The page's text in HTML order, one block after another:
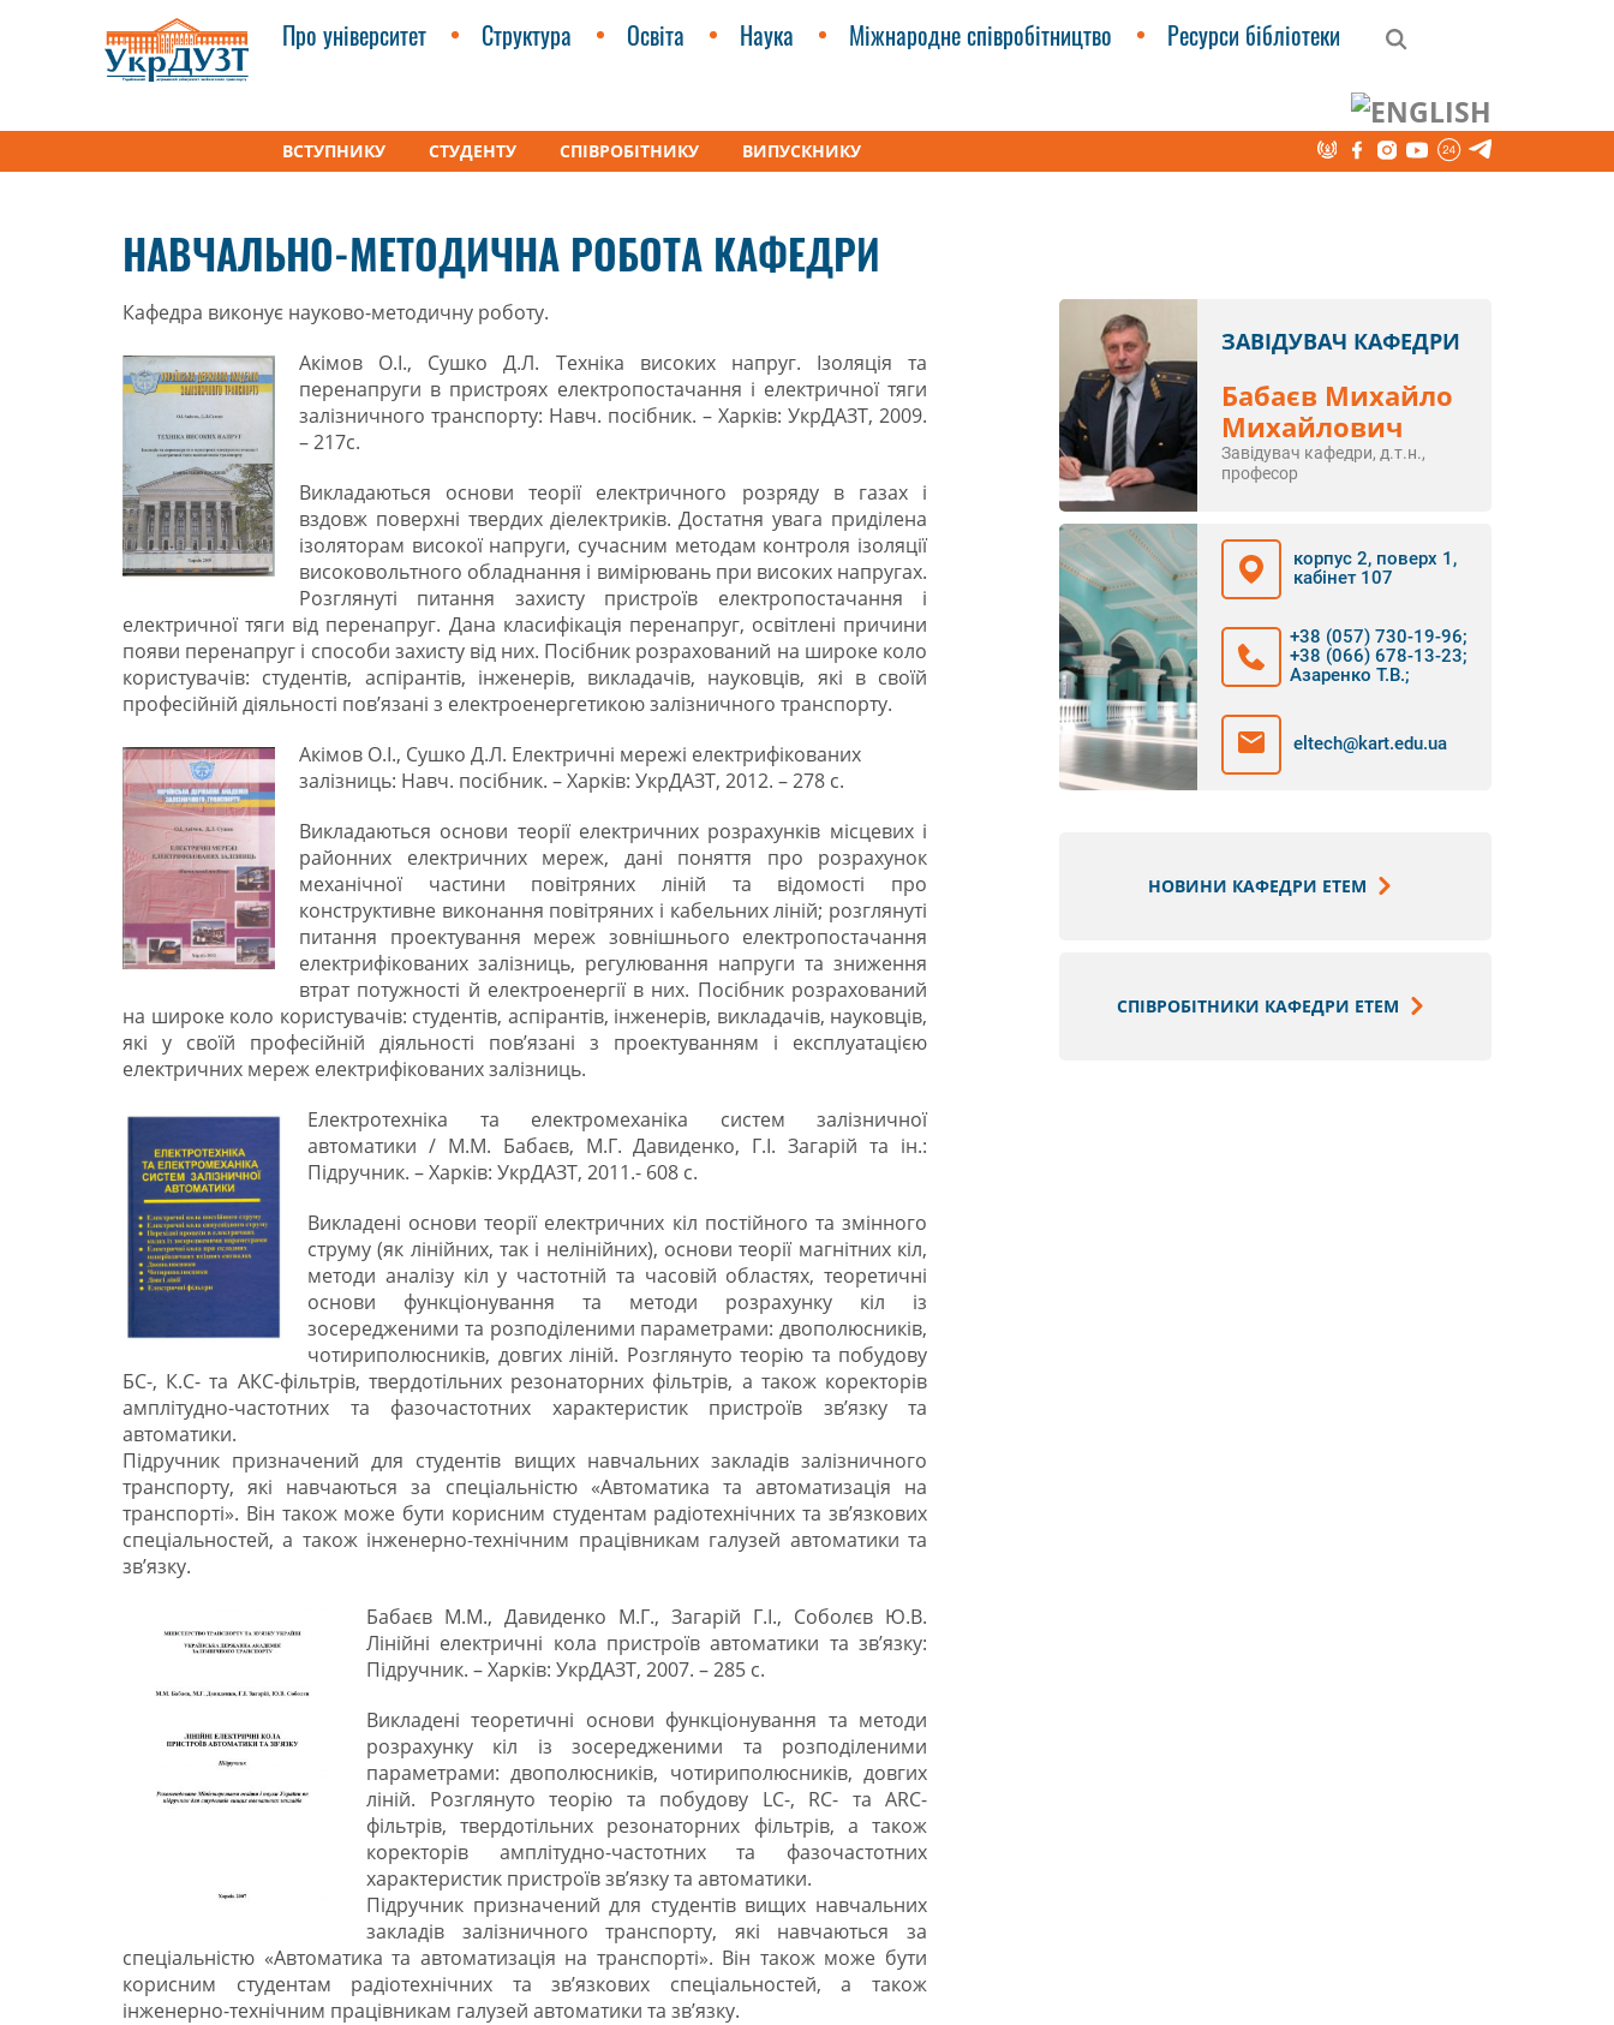
Про університет Структура Освіта Наука Міжнародне співробітництво Ресурси бібліотеки
ВСТУПНИКУ СТУДЕНТУ СПІВРОБІТНИКУ ВИПУСКНИКУ
Факультети Кафедра «Електроенергетика, електротехніка та електромеханіка» (ЕТЕМ)
НАВЧАЛЬНО-МЕТОДИЧНА РОБОТА КАФЕДРИ
ЗАВІДУВАЧ КАФЕДРИ
Бабаєв Михайло
Михайлович
Завідувач кафедри, д.т.н.,
професор
корпус 2, поверх 1,
кабінет 107
+38 (057) 730-19-96;
+38 (066) 678-13-23;
Азаренко Т.В.;
eltech@kart.edu.ua
НОВИНИ КАФЕДРИ ЕТЕМ
СПІВРОБІТНИКИ КАФЕДРИ ЕТЕМ
Кафедра виконує науково-методичну роботу.
Акімов О.І., Сушко Д.Л. Техніка високих напруг. Ізоляція та
перенапруги в пристроях електропостачання і електричної тяги
залізничного транспорту: Навч. посібник. – Харків: УкрДАЗТ, 2009.
– 217с.
Викладаються основи теорії електричного розряду в газах і
вздовж поверхні твердих діелектриків. Достатня увага приділена
ізоляторам високої напруги, сучасним методам контроля ізоляції
високовольтного обладнання і вимірювань при високих напругах.
Розглянуті питання захисту пристроїв електропостачання і
електричної тяги від перенапруг. Дана класифікація перенапруг, освітлені причини
появи перенапруг і способи захисту від них. Посібник розрахований на широке коло
користувачів: студентів, аспірантів, інженерів, викладачів, науковців, які в своїй
професійній діяльності пов’язані з електроенергетикою залізничного транспорту.
Акімов О.І., Сушко Д.Л. Електричні мережі електрифікованих
залізниць: Навч. посібник. – Харків: УкрДАЗТ, 2012. – 278 с.
Викладаються основи теорії електричних розрахунків місцевих і
районних електричних мереж, дані поняття про розрахунок
механічної частини повітряних ліній та відомості про
конструктивне виконання повітряних і кабельних ліній; розглянуті
питання проектування мереж зовнішнього електропостачання
електрифікованих залізниць, регулювання напруги та зниження
втрат потужності й електроенергії в них. Посібник розрахований
на широке коло користувачів: студентів, аспірантів, інженерів, викладачів, науковців,
які у своїй професійній діяльності пов’язані з проектуванням і експлуатацією
електричних мереж електрифікованих залізниць.
Електротехніка та електромеханіка систем залізничної
автоматики / М.М. Бабаєв, М.Г. Давиденко, Г.І. Загарій та ін.:
Підручник. – Харків: УкрДАЗТ, 2011.- 608 с.
Викладені основи теорії електричних кіл постійного та змінного
струму (як лінійних, так і нелінійних), основи теорії магнітних кіл,
методи аналізу кіл у частотній та часовій областях, теоретичні
основи функціонування та методи розрахунку кіл із
зосередженими та розподіленими параметрами: двополюсників,
чотириполюсників, довгих ліній. Розглянуто теорію та побудову
БС-, К.С- та АКС-фільтрів, твердотільних резонаторних фільтрів, а також коректорів
амплітудно-частотних та фазочастотних характеристик пристроїв зв’язку та
автоматики.
Підручник призначений для студентів вищих навчальних закладів залізничного
транспорту, які навчаються за спеціальністю «Автоматика та автоматизація на
транспорті». Він також може бути корисним студентам радіотехнічних та зв’язкових
спеціальностей, а також інженерно-технічним працівникам галузей автоматики та
зв’язку.
Бабаєв М.М., Давиденко М.Г., Загарій Г.І., Соболєв Ю.В.
Лінійні електричні кола пристроїв автоматики та зв’язку:
Підручник. – Харків: УкрДАЗТ, 2007. – 285 с.
Викладені теоретичні основи функціонування та методи
розрахунку кіл із зосередженими та розподіленими
параметрами: двополюсників, чотириполюсників, довгих
ліній. Розглянуто теорію та побудову LC-, RC- та ARC-
фільтрів, твердотільних резонаторних фільтрів, а також
коректорів амплітудно-частотних та фазочастотних
характеристик пристроїв зв’язку та автоматики.
Підручник призначений для студентів вищих навчальних
закладів залізничного транспорту, які навчаються за
спеціальністю «Автоматика та автоматизація на транспорті». Він також може бути
корисним студентам радіотехнічних та зв’язкових спеціальностей, а також
інженерно-технічним працівникам галузей автоматики та зв’язку.